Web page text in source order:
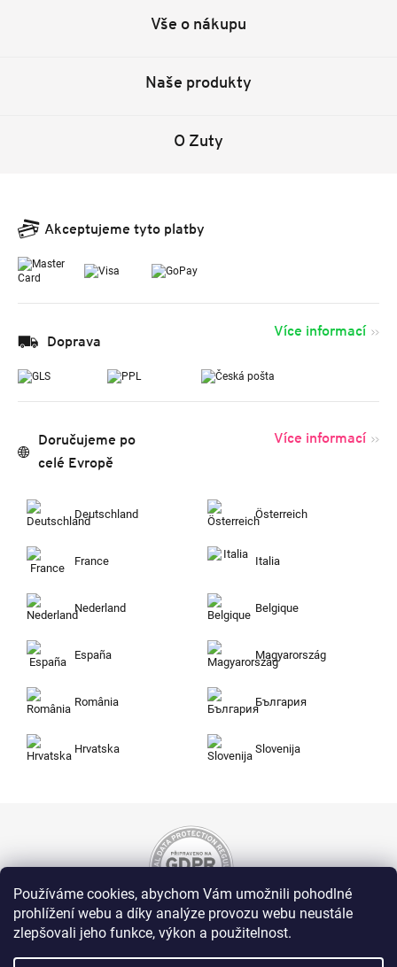
Používáme cookies, abychom Vám umožnili pohodlné
prohlížení webu a díky analýze provozu webu neustále
zlepšovali jeho funkce, výkon a použitelnost.
Vše o nákupu
Naše produkty
O Zuty
Akceptujeme tyto platby
Doprava
Více informací
Doručujeme po
celé Evropě
Více informací
Deutschland Österreich
France Italia
Nederland Belgique
España Magyarország
România България
Hrvatska Slovenija
Nakupujte na Zuty bezpečně a bez obav. Díky